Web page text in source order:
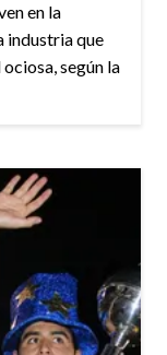
en la
industria que
según la